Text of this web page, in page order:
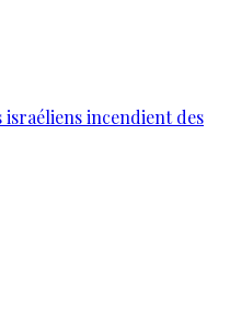
israéliens incendient des